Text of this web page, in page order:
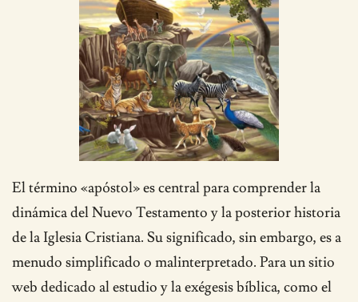
El término «apóstol» es central para comprender la
dinámica del Nuevo Testamento y la posterior historia
de la Iglesia Cristiana. Su significado, sin embargo, es a
menudo simplificado o malinterpretado. Para un sitio
web dedicado al estudio y la exégesis bíblica, como el